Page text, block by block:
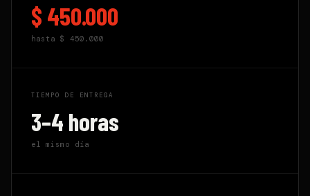
$ 450.000
hasta $ 450.000
TIEMPO DE ENTREGA
3–4 horas
el mismo día